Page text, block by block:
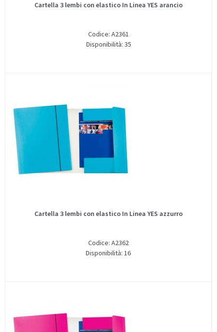
Cartella 3 lembi con elastico In Linea YES arancio
Codice: A2361
Disponibilità: 35
Cartella 3 lembi con elastico In Linea YES azzurro
Codice: A2362
Disponibilità: 16